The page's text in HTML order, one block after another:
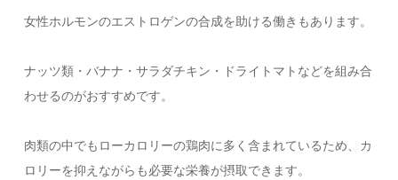
女性ホルモンのエストロゲンの合成を助ける働きもあります。
ナッツ類・バナナ・サラダチキン・ドライトマトなどを組み合
わせるのがおすすめです。
肉類の中でもローカロリーの鶏肉に多く含まれているため、カ
ロリーを抑えながらも必要な栄養が摂取できます。